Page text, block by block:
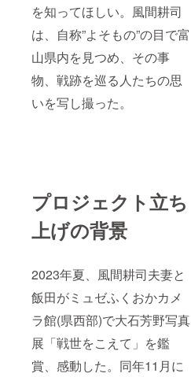
を知ってほしい。風間耕司
は、自称”よそもの”の目で富
山県内を見つめ、その事
物、戦跡を巡る人たちの思
いを写し撮った。
プロジェクト立ち
上げの背景
2023年夏、風間耕司夫妻と
飯田がミュゼふくおかカメ
ラ館(県西部)で大石芳野写真
展「戦世をこえて」を鑑
賞、感動した。同年11月に